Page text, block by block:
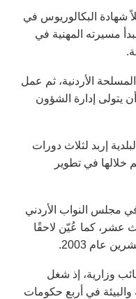
وتخرج حاملاً شهادة البكالوريوس في
مسيرته المهنية في
الأردنية، ثم عمل
يتولى إدارة الشؤون
إربد لثلاث دورات
12 عامًا، ساهم خلالها في تطوير
انتُخب نائبًا في مجلس النواب الأردني
عشر، كما عُيّن لاحقًا
عام 2003.
وزارية، إذ شغل
في أربع حكومات